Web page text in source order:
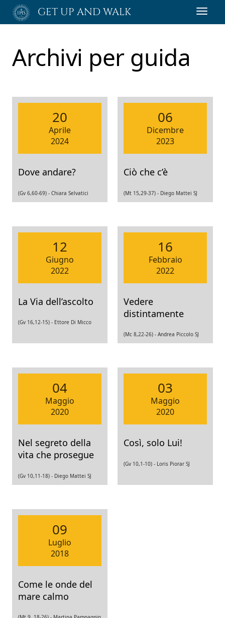
Passa
GET UP AND WALK
Archivi per guida
20
Aprile
2024
Dove andare?
(Gv 6,60-69) - Chiara Selvatici
06
Dicembre
2023
Ciò che c’è
(Mt 15,29-37) - Diego Mattei SJ
12
Giugno
2022
La Via dell’ascolto
(Gv 16,12-15) - Ettore Di Micco
16
Febbraio
2022
Vedere
distintamente
(Mc 8,22-26) - Andrea Piccolo SJ
04
Maggio
2020
Nel segreto della
vita che prosegue
(Gv 10,11-18) - Diego Mattei SJ
03
Maggio
2020
Così, solo Lui!
(Gv 10,1-10) - Loris Piorar SJ
09
Luglio
2018
Come le onde del
mare calmo